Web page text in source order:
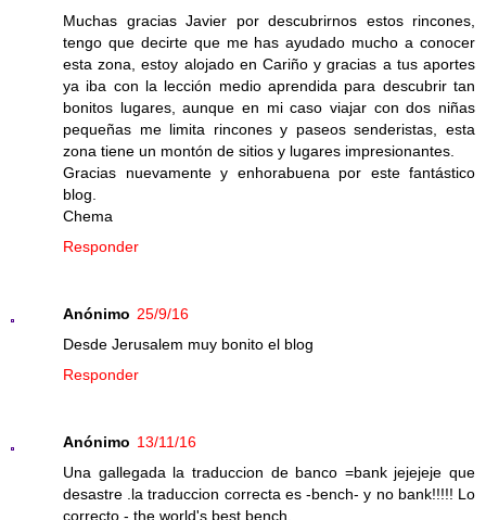
Muchas gracias Javier por descubrirnos estos rincones,
tengo que decirte que me has ayudado mucho a conocer
esta zona, estoy alojado en Cariño y gracias a tus aportes
ya iba con la lección medio aprendida para descubrir tan
bonitos lugares, aunque en mi caso viajar con dos niñas
pequeñas me limita rincones y paseos senderistas, esta
zona tiene un montón de sitios y lugares impresionantes.
Gracias nuevamente y enhorabuena por este fantástico
blog.
Chema
Responder
Anónimo 25/9/16
Desde Jerusalem muy bonito el blog
Responder
Anónimo 13/11/16
Una gallegada la traduccion de banco =bank jejejeje que
desastre .la traduccion correcta es -bench- y no bank!!!!! Lo
correcto - the world's best bench.